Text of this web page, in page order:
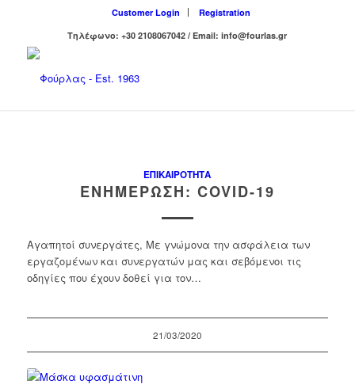
Customer Login
Registration
Τηλέφωνο: +30 2108067042 / Email: info@fourlas.gr
ΕΠΙΚΑΙΡΌΤΗΤΑ
ΕΝΗΜΕΡΩΣΗ: COVID-19
Αγαπητοί συνεργάτες, Με γνώμονα την ασφάλεια των
εργαζομένων και συνεργατών μας και σεβόμενοι τις
οδηγίες που έχουν δοθεί για τον…
21/03/2020